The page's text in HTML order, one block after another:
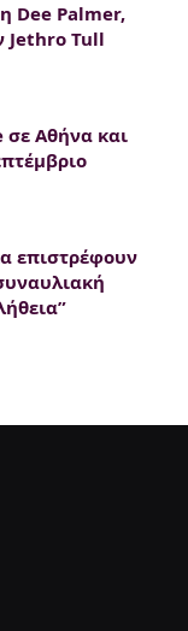
Dee Palmer,
Jethro Tull
Αθήνα και
επιστρέφουν